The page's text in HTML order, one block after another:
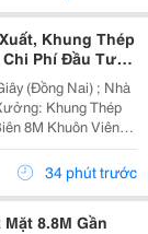
Khung Thép
Phí Đầu Tư
(Đồng Nai) ; Nhà
8M Khuôn Viên
Dt Văn Phòng...34 phút trước
8.8M Gần